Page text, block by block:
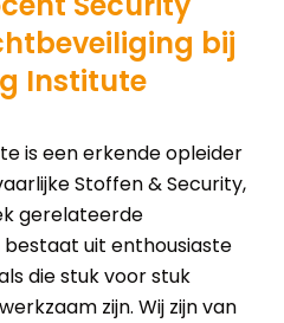
bij
Institute
is een erkende opleider
Stoffen & Security,
gerelateerde
uit enthousiaste
die stuk voor stuk
zijn. Wij zijn van